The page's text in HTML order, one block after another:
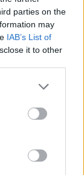
parties on the
may
IAB’s List of
it to other
more Google
may click to
party tags to
below Google
el mundo
de la